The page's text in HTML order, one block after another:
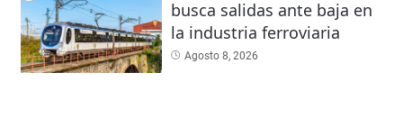
busca salidas ante baja en
la industria ferroviaria
Agosto 8, 2026